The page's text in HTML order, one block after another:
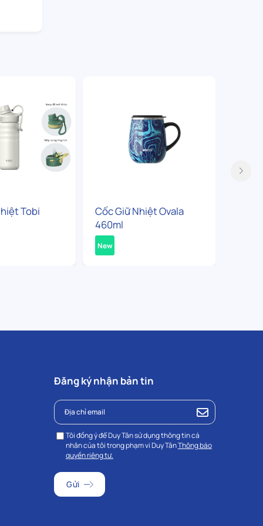
Tobi
Cốc Giữ Nhiệt Ovala
460ml
New
Đăng ký nhận bản tin
Tôi đồng ý để Duy Tân sử dụng thông tin cá
nhân của tôi trong phạm vi Duy TânThông báo
quyền riêng tư.